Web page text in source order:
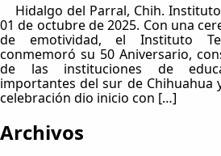
Hidalgo del Parral, Chih.
01 de octubre de 2025. Con una
de emotividad, el Instituto
conmemoró su 50 Aniversario,
de las instituciones de
importantes del sur de Chihuahua
celebración dio inicio con […]
Archivos